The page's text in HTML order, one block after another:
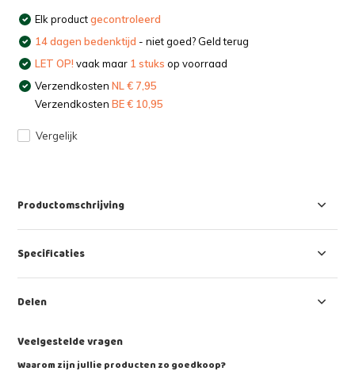
Elk productgecontroleerd
14 dagen bedenktijd - niet goed? Geld terug
LET OP! vaak maar 1 stuks op voorraad
VerzendkostenNL € 7,95
VerzendkostenBE € 10,95
Vergelijk
Productomschrijving
Specificaties
Delen
Veelgestelde vragen
Waarom zijn jullie producten zo goedkoop?